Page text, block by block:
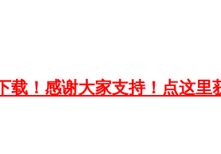
载！感谢大家支持！点这里